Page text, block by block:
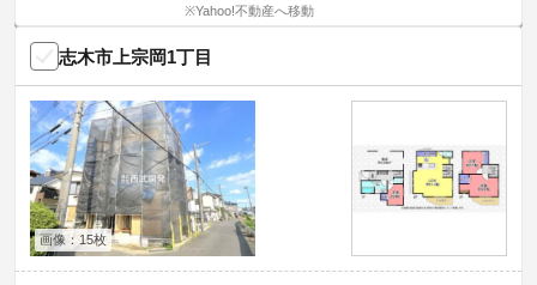
※Yahoo!不動産へ移動
志木市上宗岡1丁目
画像：15枚